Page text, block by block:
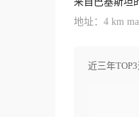
地址：4 km
近三年